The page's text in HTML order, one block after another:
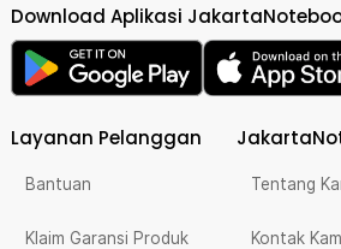
Download Aplikasi
Layanan Pelanggan
Bantuan
Klaim Garansi Produk
Tentang
Kontak